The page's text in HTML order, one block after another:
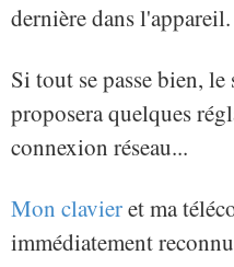
dernière dans l'appareil.
Si tout se passe bien, le
proposera quelques
connexion réseau...
Mon clavieret ma
immédiatement